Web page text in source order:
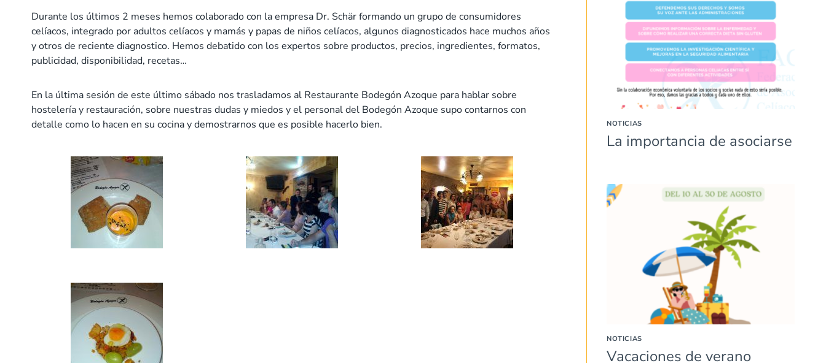
Durante los últimos 2 meses hemos colaborado con la empresa Dr. Schär formando un grupo de consumidores
celíacos, integrado por adultos celíacos y mamás y papas de niños celíacos, algunos diagnosticados hace muchos años
y otros de reciente diagnostico. Hemos debatido con los expertos sobre productos, precios, ingredientes, formatos,
publicidad, disponibilidad, recetas…
En la última sesión de este último sábado nos trasladamos al Restaurante Bodegón Azoque para hablar sobre
hostelería y restauración, sobre nuestras dudas y miedos y el personal del Bodegón Azoque supo contarnos con
detalle como lo hacen en su cocina y demostrarnos que es posible hacerlo bien.
NOTICIAS
La importancia de asociarse
NOTICIAS
Vacaciones de verano